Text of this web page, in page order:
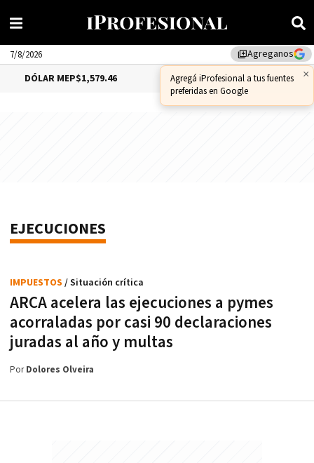
library_addAgreganos
×
Agregá iProfesional a tus fuentes
preferidas en Google
7/8/2026
DÓLAR MEP$1,579.46 DÓLAR CCL$1,575.53
EJECUCIONES
ARCA acelera las ejecuciones a pymes
acorraladas por casi 90 declaraciones
juradas al año y multas
IMPUESTOS / Situación crítica
PorDolores Olveira